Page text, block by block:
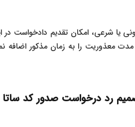
یا شرعی، امکان تقدیم دادخواست
معذوریت را به زمان مذکور اضافه
رد درخواست صدور کد